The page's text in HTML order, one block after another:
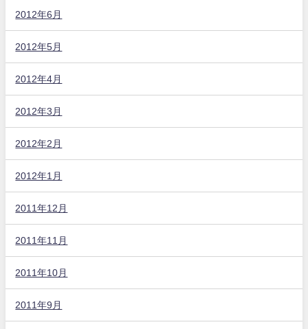
2012年6月
2012年5月
2012年4月
2012年3月
2012年2月
2012年1月
2011年12月
2011年11月
2011年10月
2011年9月